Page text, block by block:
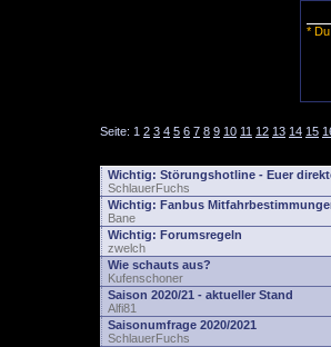
*
Seite: 1 2 3 4 5 6 7 8 9 10 11 12 13 14 15
Wichtig: Störungshotline - Euer
SchlauerFuchs
Wichtig: Fanbus
Bane
Wichtig: Forumsregeln
zwelch
Wie schauts aus?
Kufenschoner
Saison 2020/21 - aktueller Stand
Alfi81
Saisonumfrage 2020/2021
SchlauerFuchs